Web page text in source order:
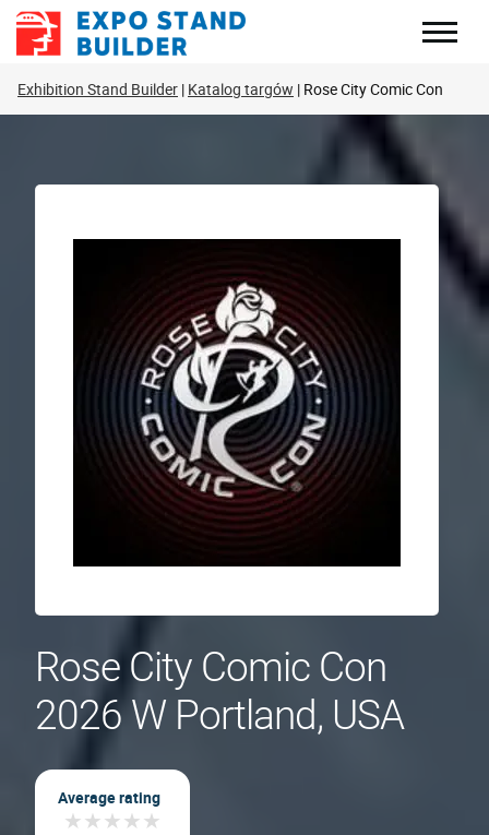
Skip
Exhibition Stand Builder Katalog targów Rose City Comic Con
Rose City Comic Con
2026 W Portland, USA
Average rating
★★★★★
★★★★★